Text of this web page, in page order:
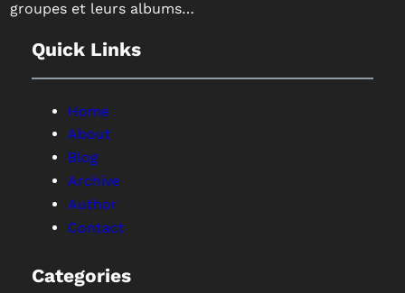
groupes et leurs albums…
Quick Links
Home
About
Blog
Archive
Author
Contact
Categories